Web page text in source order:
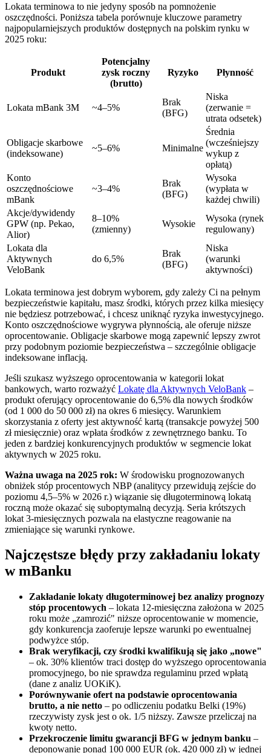
Lokata terminowa to nie jedyny sposób na pomnożenie
oszczędności. Poniższa tabela porównuje kluczowe parametry
najpopularniejszych produktów dostępnych na polskim rynku w
2025 roku:
Produkt
Potencjalny
zysk roczny
(brutto)
Ryzyko Płynność
Lokata mBank 3M ~4–5%
Brak
(BFG)
Niska
(zerwanie =
utrata odsetek)
Obligacje skarbowe
(indeksowane)
~5–6% Minimalne
Średnia
(wcześniejszy
wykup z
opłatą)
Konto
oszczędnościowe
mBank
~3–4%
Brak
(BFG)
Wysoka
(wypłata w
każdej chwili)
Akcje/dywidendy
GPW (np. Pekao,
Alior)
8–10%
(zmienny)
Wysokie
Wysoka (rynek
regulowany)
Lokata dla
Aktywnych
VeloBank
do 6,5%
Brak
(BFG)
Niska
(warunki
aktywności)
Lokata terminowa jest dobrym wyborem, gdy zależy Ci na pełnym
bezpieczeństwie kapitału, masz środki, których przez kilka miesięcy
nie będziesz potrzebować, i chcesz uniknąć ryzyka inwestycyjnego.
Konto oszczędnościowe wygrywa płynnością, ale oferuje niższe
oprocentowanie. Obligacje skarbowe mogą zapewnić lepszy zwrot
przy podobnym poziomie bezpieczeństwa – szczególnie obligacje
indeksowane inflacją.
Jeśli szukasz wyższego oprocentowania w kategorii lokat
bankowych, warto rozważyć Lokatę dla Aktywnych VeloBank –
produkt oferujący oprocentowanie do 6,5% dla nowych środków
(od 1 000 do 50 000 zł) na okres 6 miesięcy. Warunkiem
skorzystania z oferty jest aktywność kartą (transakcje powyżej 500
zł miesięcznie) oraz wpłata środków z zewnętrznego banku. To
jeden z bardziej konkurencyjnych produktów w segmencie lokat
aktywnych w 2025 roku.
Ważna uwaga na 2025 rok: W środowisku prognozowanych
obniżek stóp procentowych NBP (analitycy przewidują zejście do
poziomu 4,5–5% w 2026 r.) wiązanie się długoterminową lokatą
roczną może okazać się suboptymalną decyzją. Seria krótszych
lokat 3-miesięcznych pozwala na elastyczne reagowanie na
zmieniające się warunki rynkowe.
Najczęstsze błędy przy zakładaniu lokaty
w mBanku
Zakładanie lokaty długoterminowej bez analizy prognozy
stóp procentowych – lokata 12-miesięczna założona w 2025
roku może „zamrozić" niższe oprocentowanie w momencie,
gdy konkurencja zaoferuje lepsze warunki po ewentualnej
podwyżce stóp.
Brak weryfikacji, czy środki kwalifikują się jako „nowe"
– ok. 30% klientów traci dostęp do wyższego oprocentowania
promocyjnego, bo nie sprawdza regulaminu przed wpłatą
(dane z analiz UOKiK).
Porównywanie ofert na podstawie oprocentowania
brutto, a nie netto – po odliczeniu podatku Belki (19%)
rzeczywisty zysk jest o ok. 1/5 niższy. Zawsze przeliczaj na
kwoty netto.
Przekroczenie limitu gwarancji BFG w jednym banku –
deponowanie ponad 100 000 EUR (ok. 420 000 zł) w jednej